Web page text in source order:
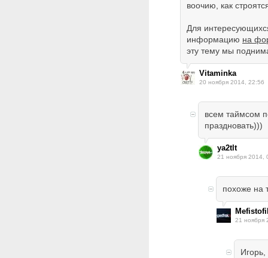
воочию, как
Для
информацию на
эту тему мы
Vitaminka
20 ноября 2014, 22:56
всем таймсом
праздновать)))
ya2tlt
21 ноября 2014,
похоже на
21 ноября